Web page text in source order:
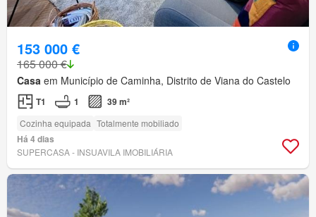
153 000 €
165 000 €
Casa em Município de Caminha, Distrito de Viana do Castelo
T1 1 39 m²
Cozinha equipada Totalmente mobiliado
Há 4 dias
SUPERCASA - INSUAVILA IMOBILIÁRIA